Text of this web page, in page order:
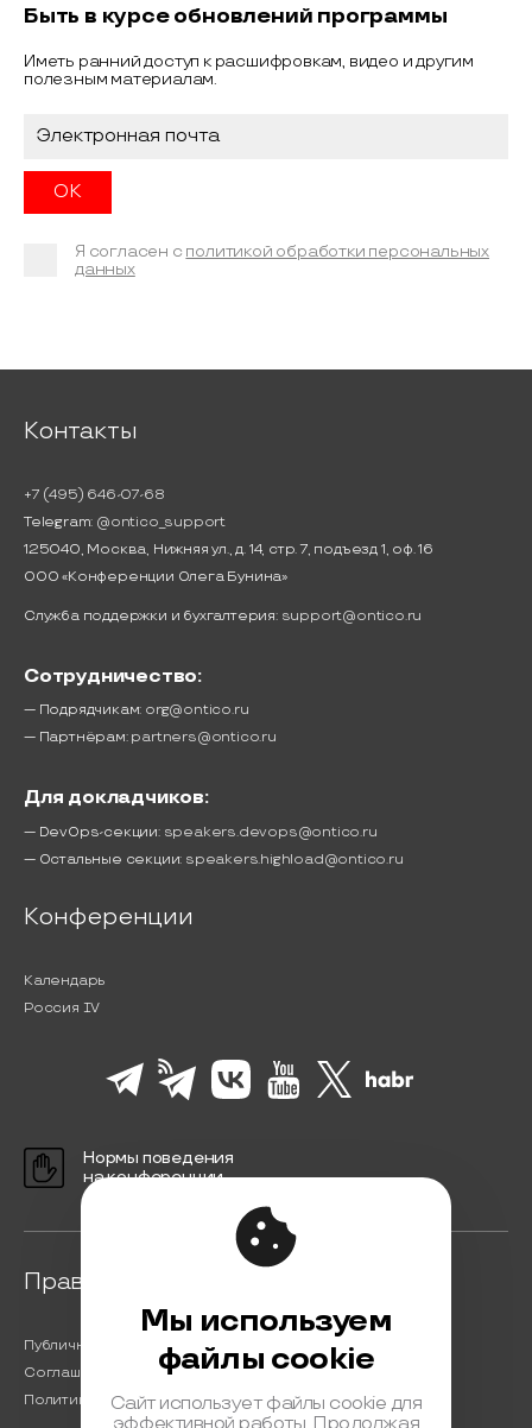
Быть в курсе обновлений программы
Иметь ранний доступ к расшифровкам, видео и другим
полезным материалам.
Я согласен с политикой обработки персональных
данных
Контакты
+7 (495) 646-07-68
Telegram: @ontico_support
125040, Москва, Нижняя ул., д. 14, стр. 7, подъезд 1, оф. 16
ООО «Конференции Олега Бунина»
Служба поддержки и бухгалтерия: support@ontico.ru
Сотрудничество:
— Подрядчикам: org@ontico.ru
— Партнёрам: partners@ontico.ru
Для докладчиков:
— DevOps-секции: speakers.devops@ontico.ru
— Остальные секции: speakers.highload@ontico.ru
Конференции
Календарь
Россия IV
Нормы поведения
на конференции
Правовая информация
Публичная оферта
Соглашение на обработку персональных данных
Политика обработки персональных данных
Мы используем
файлы cookie
Сайт использует файлы cookie для